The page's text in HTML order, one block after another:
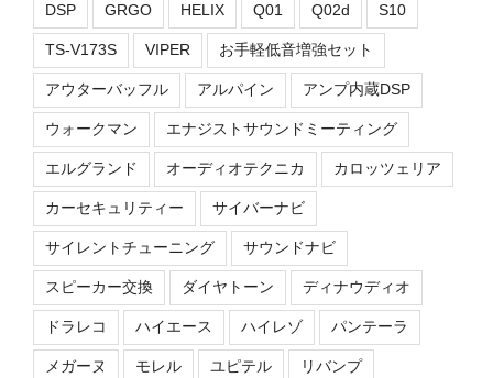
DSP GRGO HELIX Q01 Q02d S10
TS-V173S VIPER お手軽低音増強セット
アウターバッフル アルパイン アンプ内蔵DSP
ウォークマン エナジストサウンドミーティング
エルグランド オーディオテクニカ カロッツェリア
カーセキュリティー サイバーナビ
サイレントチューニング サウンドナビ
スピーカー交換 ダイヤトーン ディナウディオ
ドラレコ ハイエース ハイレゾ パンテーラ
メガーヌ モレル ユピテル リバンプ